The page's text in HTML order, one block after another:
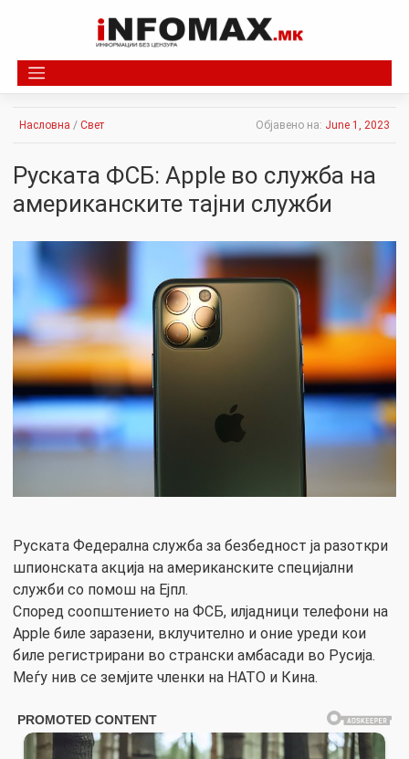
Насловна / Свет Објавено на: June 1, 2023
Руската ФСБ: Apple во служба на
американските тајни служби
Руската Федерална служба за безбедност ја разоткри
шпионската акција на американските специјални
служби со помош на Ејпл.
Според соопштението на ФСБ, илјадници телефони на
Apple биле заразени, вклучително и оние уреди кои
биле регистрирани во странски амбасади во Русија.
Меѓу нив се земјите членки на НАТО и Кина.